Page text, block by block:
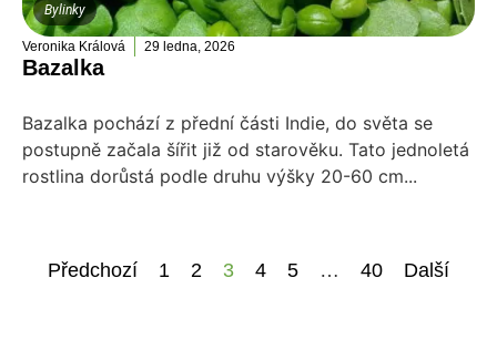
Bylinky
Veronika Králová 29 ledna, 2026
Bazalka
Bazalka pochází z přední části Indie, do světa se
postupně začala šířit již od starověku. Tato jednoletá
rostlina dorůstá podle druhu výšky 20-60 cm...
Předchozí 1 2 3 4 5 … 40 Další